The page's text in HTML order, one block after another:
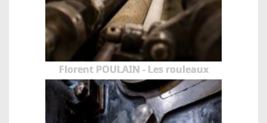
Florent POULAIN - Les rouleaux